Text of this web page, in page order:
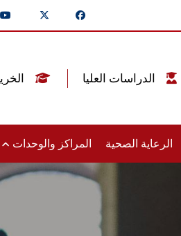
الرعاية الصحية المراكز والوحدات